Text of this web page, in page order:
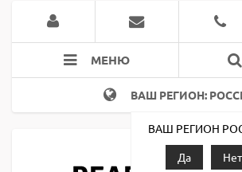
МЕНЮ
ВАШ РЕГИОН:
ВАШ РЕГИОН
Да
Нет